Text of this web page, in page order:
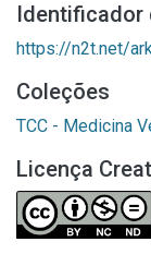
Identificador
https://n2t.net/
Coleções
TCC - Medicina
Licença